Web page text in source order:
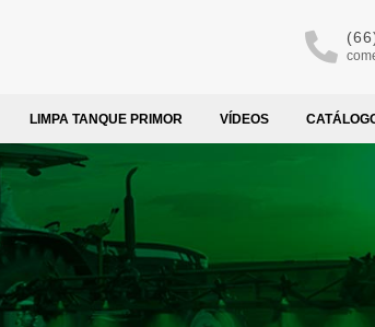
LIMPA TANQUE PRIMOR VÍDEOS